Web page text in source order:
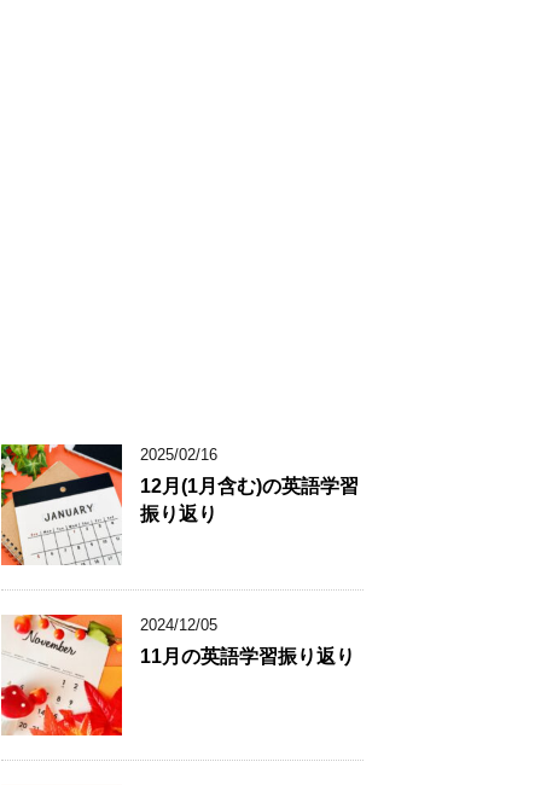
2025/02/16
12月(1月含む)の英語学習
振り返り
2024/12/05
11月の英語学習振り返り